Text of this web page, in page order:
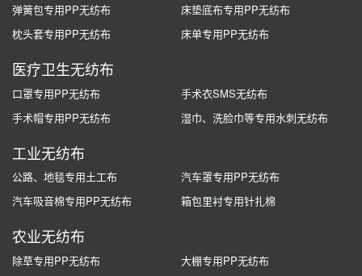
弹簧包专用PP无纺布
床垫底布专用PP无纺布
枕头套专用PP无纺布
床单专用PP无纺布
医疗卫生无纺布
口罩专用PP无纺布
手术衣SMS无纺布
手术帽专用PP无纺布
湿巾、洗脸巾等专用水刺无纺布
工业无纺布
公路、地毯专用土工布
汽车罩专用PP无纺布
汽车吸音棉专用PP无纺布
箱包里衬专用针扎棉
农业无纺布
除草专用PP无纺布
大棚专用PP无纺布